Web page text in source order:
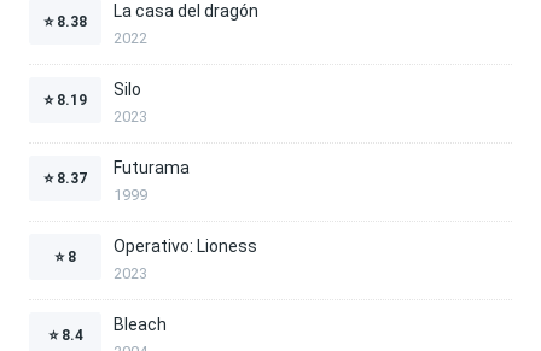
⭐ 8.38
La casa del dragón
2022
⭐ 8.19
Silo
2023
⭐ 8.37
Futurama
1999
⭐ 8
Operativo: Lioness
2023
⭐ 8.4
Bleach